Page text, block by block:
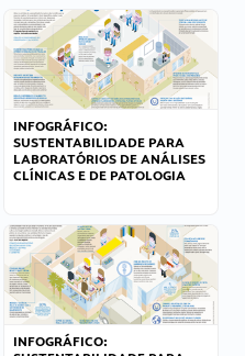
INFOGRÁFICO:
SUSTENTABILIDADE PARA
LABORATÓRIOS DE ANÁLISES
CLÍNICAS E DE PATOLOGIA
INFOGRÁFICO: